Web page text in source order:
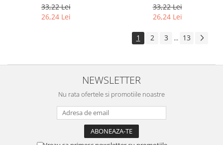
33,22 Lei
26,24 Lei
33,22 Lei
26,24 Lei
1 2 3 ... 13
NEWSLETTER
Nu rata ofertele si promotiile noastre